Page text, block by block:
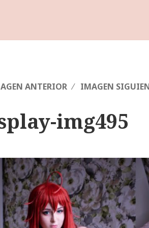
ANTERIOR IMAGEN
img495